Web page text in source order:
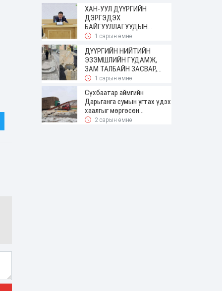
ХАН-УУЛ ДҮҮРГИЙН
ДЭРГЭДЭХ
БАЙГУУЛЛАГУУДЫН
УДИРДАХ АЖИЛТНЫ
ЗОХИОН БАЙГУУЛАГДЛАА
1 сарын өмнө
ДҮҮРГИЙН НИЙТИЙН
ЭЗЭМШЛИЙН ГУДАМЖ,
ЗАМ ТАЛБАЙН ЗАСВАР,
ШИНЭЧЛЭЛТИЙН АЖИЛ
1 сарын өмнө
Сүхбаатар аймгийн
Дарьганга сумын угтах үдэх
хаалгыг мөргөсөн
жолоочоос 150 сая төгрөг
2 сарын өмнө